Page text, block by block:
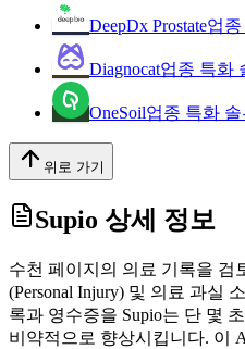
DeepDx Prostate업종
Diagnocat업종 특화
OneSoil업종 특화 솔
위로 가기
Supio 상세 정보
수천 페이지의 의료 기록을 검
(Personal Injury) 및 의료 과실
록과 영수증을 Supio는 단 몇
비약적으로 향상시킵니다. 이